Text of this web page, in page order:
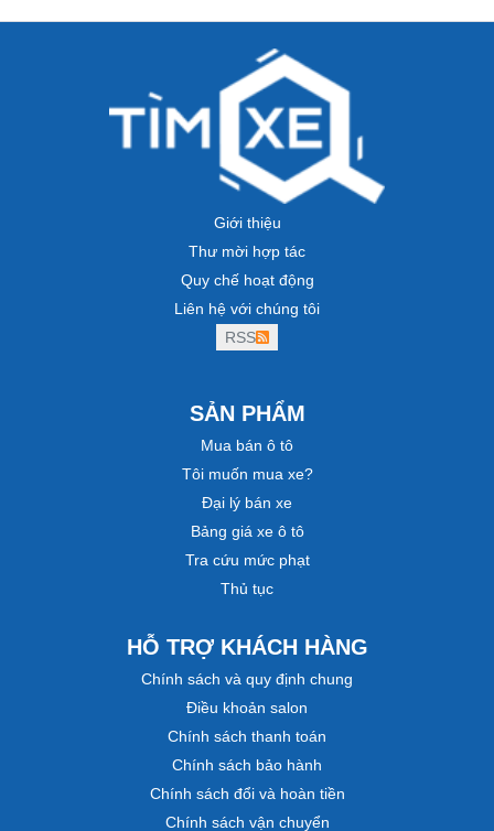
Giới thiệu
Thư mời hợp tác
Quy chế hoạt động
Liên hệ với chúng tôi
RSS
SẢN PHẨM
Mua bán ô tô
Tôi muốn mua xe?
Đại lý bán xe
Bảng giá xe ô tô
Tra cứu mức phạt
Thủ tục
HỖ TRỢ KHÁCH HÀNG
Chính sách và quy định chung
Điều khoản salon
Chính sách thanh toán
Chính sách bảo hành
Chính sách đổi và hoàn tiền
Chính sách vận chuyển